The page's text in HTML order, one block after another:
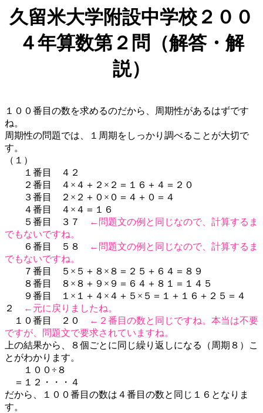
久留米大学附設中学校２００
４年算数第２問（解答・解
説）
１００番目の数を求めるのだから、周期性があるはずです
ね。
周期性の問題では、１周期をしっかり調べることが大切で
す。
（１）
１番目 ４２
２番目 ４×４＋２×２＝１６＋４＝２０
３番目 ２×２＋０×０＝４＋０＝４
４番目 ４×４＝１６
５番目 ３７
←問題文の例と同じなので、計算するま
でもないですね。
６番目 ５８
←問題文の例と同じなので、計算するま
でもないですね。
７番目 ５×５＋８×８＝２５＋６４＝８９
８番目 ８×８＋９×９＝６４＋８１＝１４５
９番目 １×１＋４×４＋５×５＝１＋１６＋２５＝４
２
←元に戻りましたね。
１０番目 ２０
←２番目の数と同じですね。本当は不要
ですが、問題文で要求されていますね。
上の結果から、８個ごとに同じ繰り返しになる（周期８）こ
とがわかります。
１００÷８
＝１２・・・４
だから、１００番目の数は４番目の数と同じ１６となりま
す。